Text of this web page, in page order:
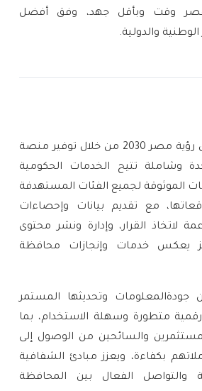
وقت وبأقل جهد، وفق أفضل
والدولية.
المساهمة في تحقيق رؤية مصر 2030 من خلال توفير منصة
وشاملة تتيح الخدمات الحكومية
الموثوقة لجميع الفئات المستهدفة
مع تقديم بيانات وإحصاءات
لاتخاذ القرار، وإدارة ونشر محتوى
يعكس خدمات وإنجازات محافظة
جودةالمعلومات وتحديثها المستمر
رقمية متطورة وسهلة الاستخدام، بما
والسائحين من الوصول إلى
بكفاءة، ويعزز مبادئ الشفافية
والتواصل الفعال بين المحافظة